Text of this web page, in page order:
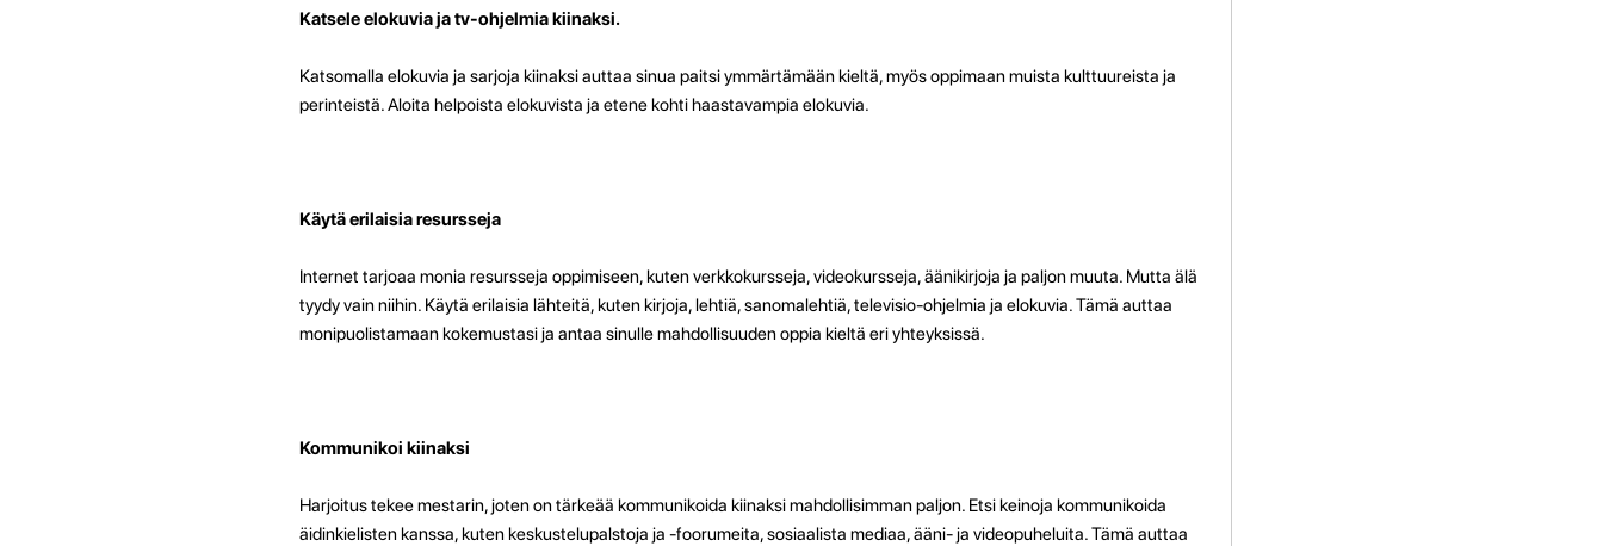
Katsele elokuvia ja tv-ohjelmia kiinaksi.
Katsomalla elokuvia ja sarjoja kiinaksi auttaa sinua paitsi ymmärtämään kieltä, myös oppimaan muista kulttuureista ja
perinteistä. Aloita helpoista elokuvista ja etene kohti haastavampia elokuvia.
Käytä erilaisia resursseja
Internet tarjoaa monia resursseja oppimiseen, kuten verkkokursseja, videokursseja, äänikirjoja ja paljon muuta. Mutta älä
tyydy vain niihin. Käytä erilaisia lähteitä, kuten kirjoja, lehtiä, sanomalehtiä, televisio-ohjelmia ja elokuvia. Tämä auttaa
monipuolistamaan kokemustasi ja antaa sinulle mahdollisuuden oppia kieltä eri yhteyksissä.
Kommunikoi kiinaksi
Harjoitus tekee mestarin, joten on tärkeää kommunikoida kiinaksi mahdollisimman paljon. Etsi keinoja kommunikoida
äidinkielisten kanssa, kuten keskustelupalstoja ja -foorumeita, sosiaalista mediaa, ääni- ja videopuheluita. Tämä auttaa